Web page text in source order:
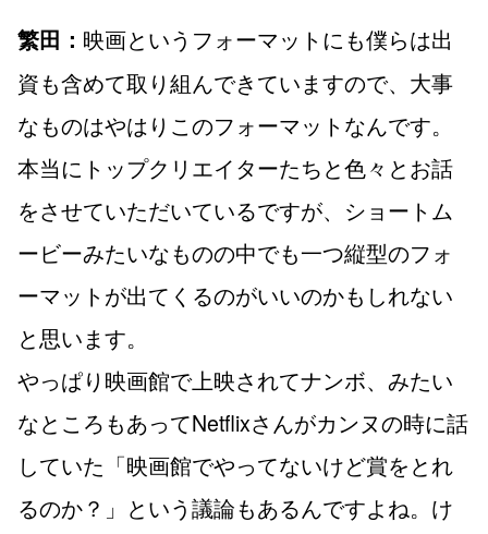
繁田： 映画というフォーマットにも僕らは出
資も含めて取り組んできていますので、大事
なものはやはりこのフォーマットなんです。
本当にトップクリエイターたちと色々とお話
をさせていただいているですが、ショートム
ービーみたいなものの中でも一つ縦型のフォ
ーマットが出てくるのがいいのかもしれない
と思います。
やっぱり映画館で上映されてナンボ、みたい
なところもあってNetflixさんがカンヌの時に話
していた「映画館でやってないけど賞をとれ
るのか？」という議論もあるんですよね。け